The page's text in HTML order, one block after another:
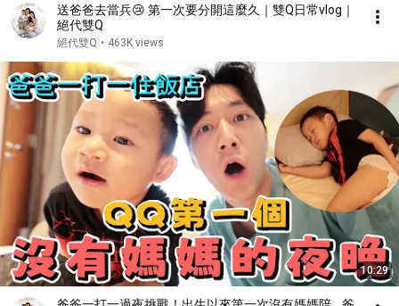
送爸爸去當兵😢 第一次要分開這麼久｜雙Q日常vlog｜
絕代雙Q
絕代雙Q • 463K views
10:29